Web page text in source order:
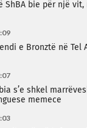
ShBA bie për një
e Bronztë në Tel
s’e shkel
memece